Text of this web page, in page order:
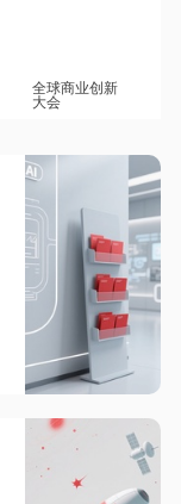
全球商业创新
大会